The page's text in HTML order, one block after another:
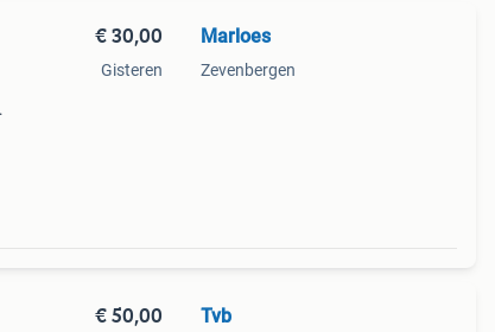
€ 30,00
Gisteren
Marloes
Zevenbergen
€ 50,00 Tvb